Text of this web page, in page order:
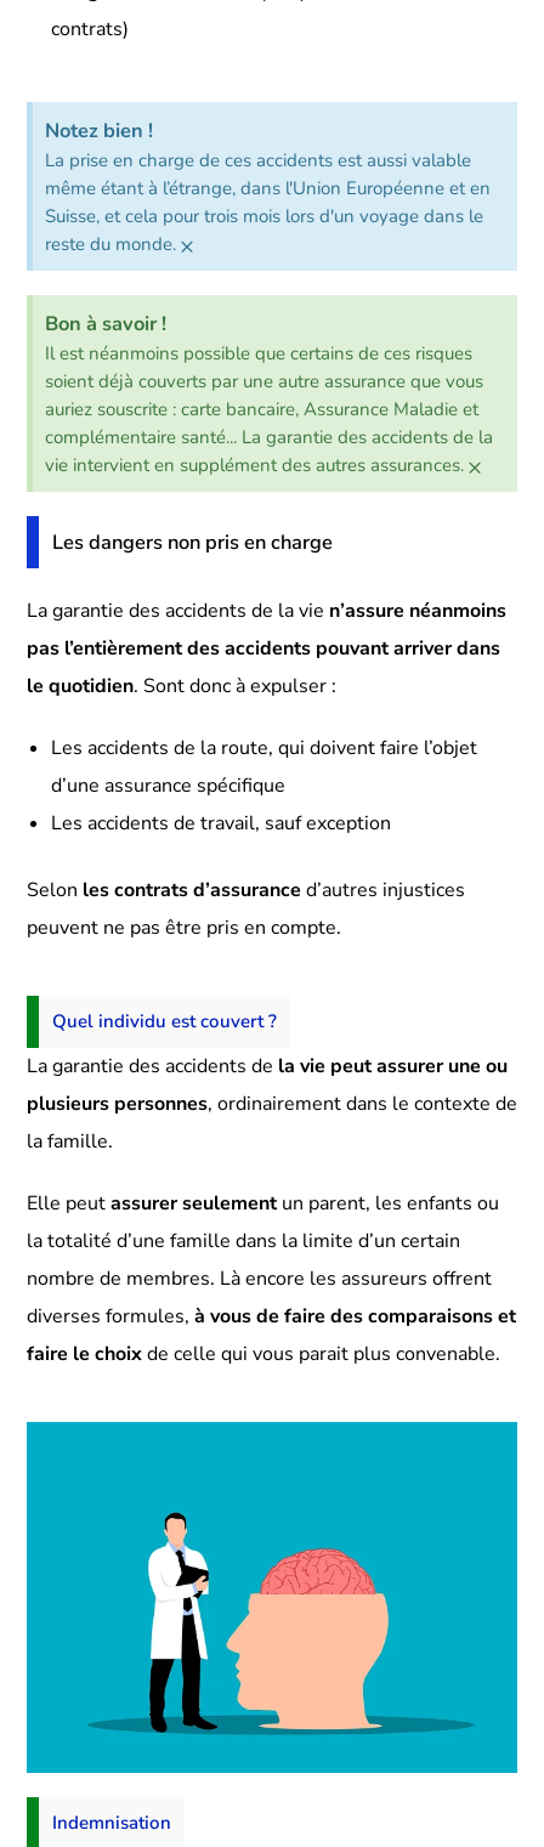
contrats)
Notez bien !
La prise en charge de ces accidents est aussi valable
même étant à l’étrange, dans l'Union Européenne et en
Suisse, et cela pour trois mois lors d'un voyage dans le
reste du monde. ×
Bon à savoir !
Il est néanmoins possible que certains de ces risques
soient déjà couverts par une autre assurance que vous
auriez souscrite : carte bancaire, Assurance Maladie et
complémentaire santé... La garantie des accidents de la
vie intervient en supplément des autres assurances. ×
Les dangers non pris en charge
La garantie des accidents de la vie n’assure néanmoins
pas l’entièrement des accidents pouvant arriver dans
le quotidien. Sont donc à expulser :
Les accidents de la route, qui doivent faire l’objet
d’une assurance spécifique
Les accidents de travail, sauf exception
Selon les contrats d’assurance d’autres injustices
peuvent ne pas être pris en compte.
Quel individu est couvert ?
La garantie des accidents de la vie peut assurer une ou
plusieurs personnes, ordinairement dans le contexte de
la famille.
Elle peutassurer seulementun parent, les enfants ou
la totalité d’une famille dans la limite d’un certain
nombre de membres. Là encore les assureurs offrent
diverses formules, à vous de faire des comparaisons et
faire le choixde celle qui vous parait plus convenable.
Indemnisation